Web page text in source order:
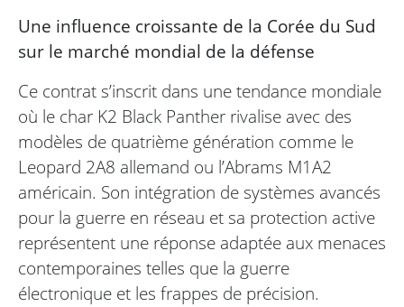
Une influence croissante de la Corée du Sud
sur le marché mondial de la défense
Ce contrat s’inscrit dans une tendance mondiale
où le char K2 Black Panther rivalise avec des
modèles de quatrième génération comme le
Leopard 2A8 allemand ou l’Abrams M1A2
américain. Son intégration de systèmes avancés
pour la guerre en réseau et sa protection active
représentent une réponse adaptée aux menaces
contemporaines telles que la guerre
électronique et les frappes de précision.